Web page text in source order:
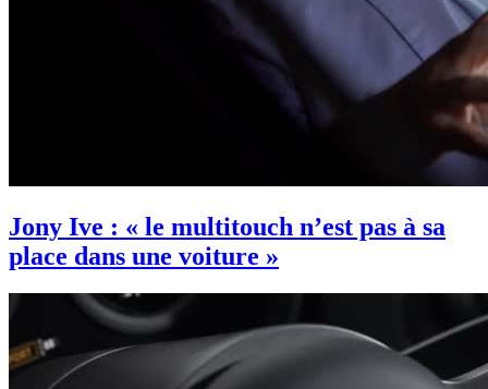
Jony Ive : « le multitouch n’est pas à sa
place dans une voiture »